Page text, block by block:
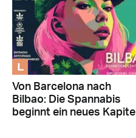
L
Von Barcelona nach
Bilbao: Die Spannabis
beginnt ein neues Kapitel